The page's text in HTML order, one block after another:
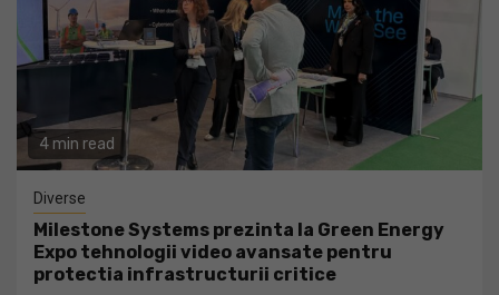
4 min read
Diverse
Milestone Systems prezinta la Green Energy
Expo tehnologii video avansate pentru
protectia infrastructurii critice